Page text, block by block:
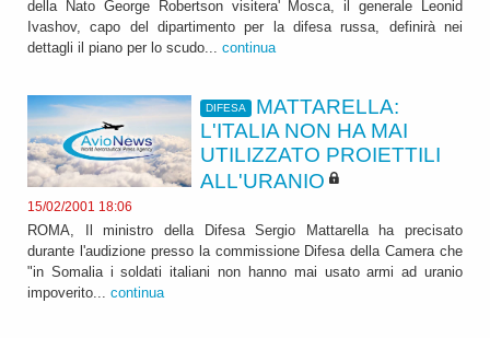
della Nato George Robertson visitera' Mosca, il generale Leonid
Ivashov, capo del dipartimento per la difesa russa, definirà nei
dettagli il piano per lo scudo... continua
DIFESA
MATTARELLA:
L'ITALIA NON HA MAI
UTILIZZATO PROIETTILI
ALL'URANIO
15/02/2001 18:06
ROMA, Il ministro della Difesa Sergio Mattarella ha precisato
durante l'audizione presso la commissione Difesa della Camera che
"in Somalia i soldati italiani non hanno mai usato armi ad uranio
impoverito... continua